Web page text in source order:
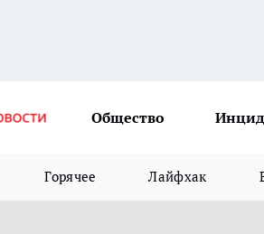
Общество
Горячее Лайфхак